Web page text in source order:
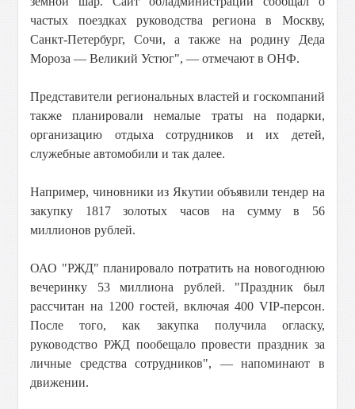
частых поездках руководства региона в Москву,
Санкт-Петербург, Сочи, а также на родину Деда
Мороза — Великий Устюг", — отмечают в ОНФ.
Представители региональных властей и госкомпаний
также планировали немалые траты на подарки,
организацию отдыха сотрудников и их детей,
служебные автомобили и так далее.
Например, чиновники из Якутии объявили тендер на
закупку 1817 золотых часов на сумму в 56
миллионов рублей.
ОАО "РЖД" планировало потратить на новогоднюю
вечеринку 53 миллиона рублей. "Праздник был
рассчитан на 1200 гостей, включая 400 VIP-персон.
После того, как закупка получила огласку,
руководство РЖД пообещало провести праздник за
личные средства сотрудников", — напоминают в
движении.